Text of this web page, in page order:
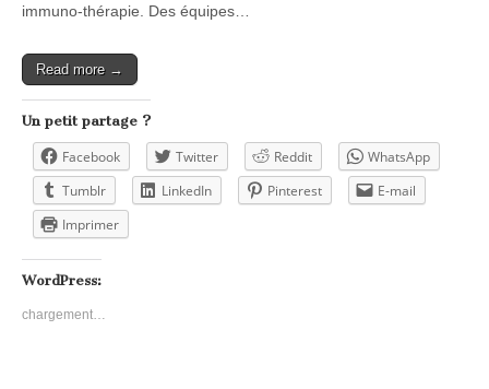
immuno-thérapie. Des équipes…
Read more →
Un petit partage ?
Facebook Twitter Reddit
WhatsApp
Tumblr
LinkedIn Pinterest
E-mail
Imprimer
WordPress:
chargement…